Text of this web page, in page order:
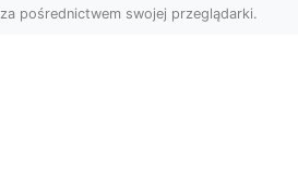
pośrednictwem swojej przeglądarki.